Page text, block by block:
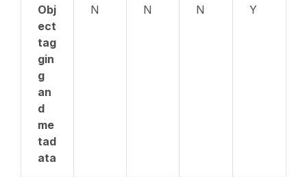
Obj
ect
tag
gin
g
an
d
me
tad
ata
N N N Y